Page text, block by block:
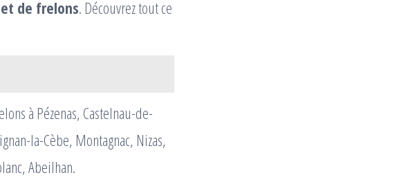
de frelons. Découvrez tout ce
à Pézenas, Castelnau-de-
la-Cèbe, Montagnac, Nizas,
Abeilhan.